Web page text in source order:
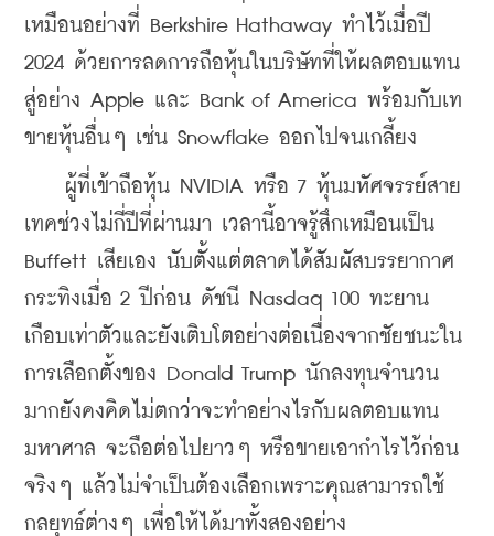
เหมือนอย่างที่ Berkshire Hathaway ทำไว้เมื่อปี
2024 ด้วยการลดการถือหุ้นในบริษัทที่ให้ผลตอบแทน
สู่อย่าง Apple และ Bank of America พร้อมกับเท
ขายหุ้นอื่นๆ เช่น Snowflake ออกไปจนเกลี้ยง
ผู้ที่เข้าถือหุ้น NVIDIA หรือ 7 หุ้นมหัศจรรย์สาย
เทคช่วงไม่กี่ปีที่ผ่านมา เวลานี้อาจรู้สึกเหมือนเป็น
Buffett เสียเอง นับตั้งแต่ตลาดได้สัมผัสบรรยากาศ
กระทิงเมื่อ 2 ปีก่อน ดัชนี Nasdaq 100 ทะยาน
เกือบเท่าตัวและยังเติบโตอย่างต่อเนื่องจากชัยชนะใน
การเลือกตั้งของ Donald Trump นักลงทุนจำนวน
มากยังคงคิดไม่ตกว่าจะทำอย่างไรกับผลตอบแทน
มหาศาล จะถือต่อไปยาวๆ หรือขายเอากำไรไว้ก่อน
จริงๆ แล้วไม่จำเป็นต้องเลือกเพราะคุณสามารถใช้
กลยุทธ์ต่างๆ เพื่อให้ได้มาทั้งสองอย่าง